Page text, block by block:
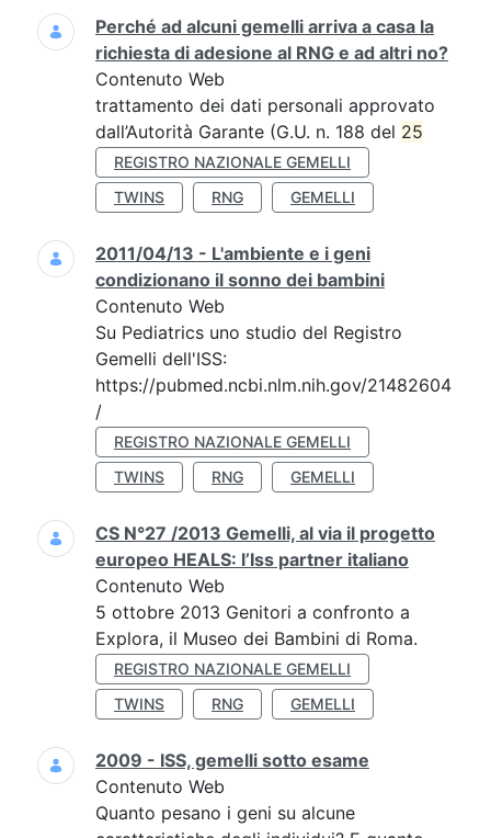
Perché ad alcuni gemelli arriva a casa la
richiesta di adesione al RNG e ad altri no?
Contenuto Web
trattamento dei dati personali approvato
dall’Autorità Garante (G.U. n. 188 del 25
REGISTRO NAZIONALE GEMELLI
TWINS
RNG GEMELLI
2011/04/13 - L'ambiente e i geni
condizionano il sonno dei bambini
Contenuto Web
Su Pediatrics uno studio del Registro
Gemelli dell'ISS:
https://pubmed.ncbi.nlm.nih.gov/21482604
/
REGISTRO NAZIONALE GEMELLI
TWINS
RNG GEMELLI
CS N°27 /2013 Gemelli, al via il progetto
europeo HEALS: l’Iss partner italiano
Contenuto Web
5 ottobre 2013 Genitori a confronto a
Explora, il Museo dei Bambini di Roma.
REGISTRO NAZIONALE GEMELLI
TWINS
RNG GEMELLI
2009 - ISS, gemelli sotto esame
Contenuto Web
Quanto pesano i geni su alcune